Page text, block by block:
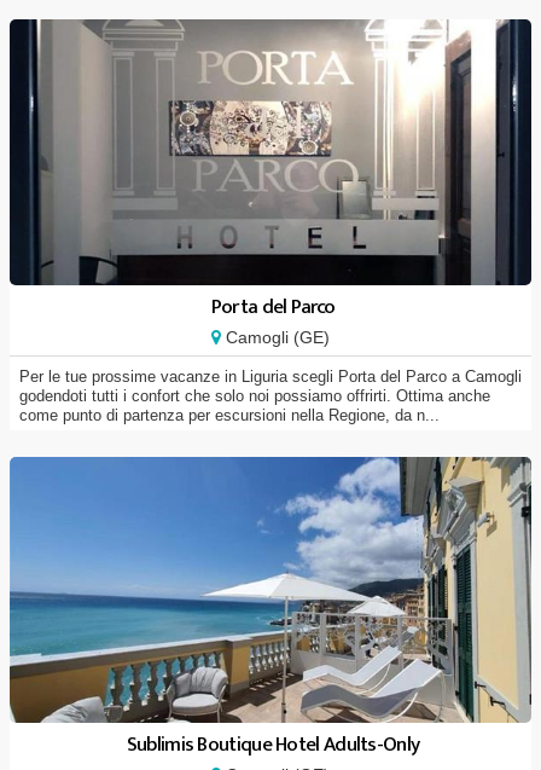
Porta del Parco
Camogli (GE)
Per le tue prossime vacanze in Liguria scegli Porta del Parco a Camogli
godendoti tutti i confort che solo noi possiamo offrirti. Ottima anche
come punto di partenza per escursioni nella Regione, da n...
Sublimis Boutique Hotel Adults-Only